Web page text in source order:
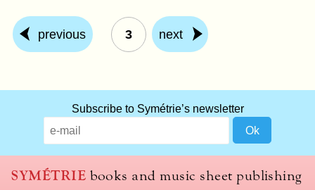
previous 3 next
we
use
to
Subscribe to Symétrie’s newsletter
SYMÉTRIE books and music sheet publishing